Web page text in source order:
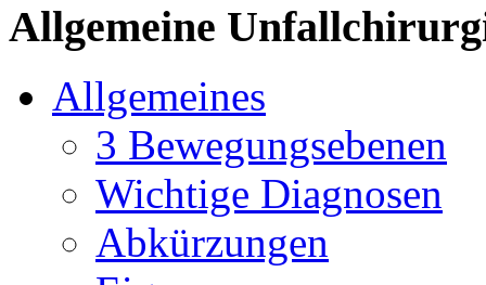
Allgemeine
Allgemeines
3 Bewegungsebenen
Wichtige Diagnosen
Abkürzungen